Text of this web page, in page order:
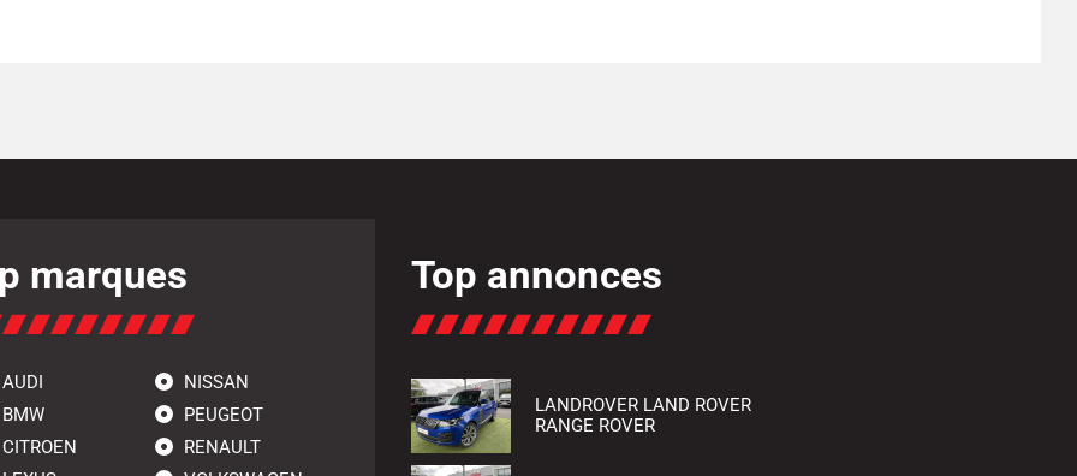
marques
NISSAN
PEUGEOT
RENAULT
Top annonces
LANDROVER LAND ROVER
RANGE ROVER